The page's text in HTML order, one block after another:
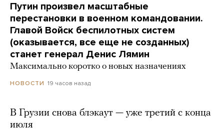
Путин произвел масштабные
перестановки в военном командовании.
Главой Войск беспилотных систем
(оказывается, все еще не созданных)
станет генерал Денис Лямин
Максимально коротко о новых назначениях
НОВОСТИ 19 часов назад
В Грузии снова блэкаут — уже третий с конца
июля